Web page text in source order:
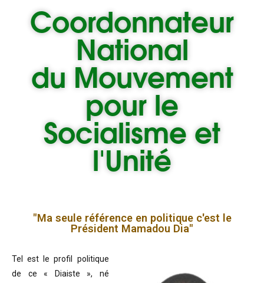
Coordonnateur
National
du Mouvement
pour le
Socialisme et
l'Unité
"Ma seule référence en politique c'est le
Président Mamadou Dia"
Tel est le profil politique
de ce « Diaiste », né